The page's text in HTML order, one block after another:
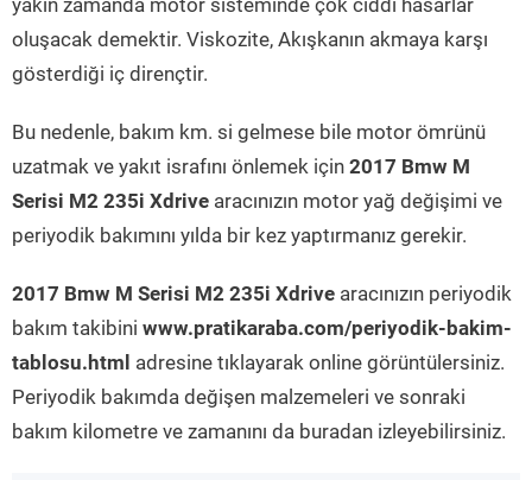
yakın zamanda motor sisteminde çok ciddi hasarlar
oluşacak demektir. Viskozite, Akışkanın akmaya karşı
gösterdiği iç dirençtir.
Bu nedenle, bakım km. si gelmese bile motor ömrünü
uzatmak ve yakıt israfını önlemek için 2017 Bmw M
Serisi M2 235i Xdrive aracınızın motor yağ değişimi ve
periyodik bakımını yılda bir kez yaptırmanız gerekir.
2017 Bmw M Serisi M2 235i Xdrive aracınızın periyodik
bakım takibini www.pratikaraba.com/periyodik-bakim-
tablosu.html adresine tıklayarak online görüntülersiniz.
Periyodik bakımda değişen malzemeleri ve sonraki
bakım kilometre ve zamanını da buradan izleyebilirsiniz.